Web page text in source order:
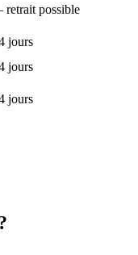
possible
jours
jours
jours